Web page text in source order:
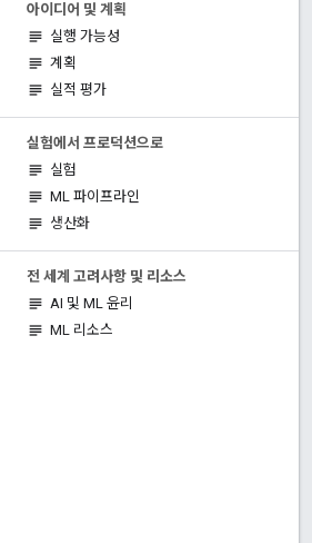
아이디어 및 계획
실행 가능성
계획
실적 평가
실험에서 프로덕션으로
실험
ML 파이프라인
생산화
전 세계 고려사항 및 리소스
AI 및 ML 윤리
ML 리소스